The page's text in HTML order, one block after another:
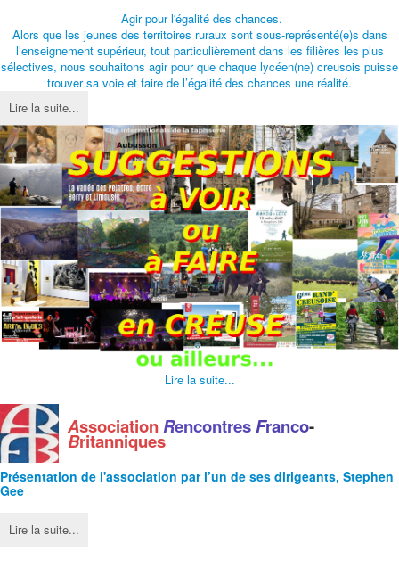
Agir pour l'égalité des chances.
Alors que les jeunes des territoires ruraux sont sous-représenté(e)s dans
l’enseignement supérieur, tout particulièrement dans les filières les plus
sélectives, nous souhaitons agir pour que chaque lycéen(ne) creusois puisse
trouver sa voie et faire de l’égalité des chances une réalité.
Lire la suite...
Lire la suite...
AssociationRencontresFranco-
Britanniques
Présentation de l'association par l’un de ses dirigeants, Stephen
Gee
Lire la suite...